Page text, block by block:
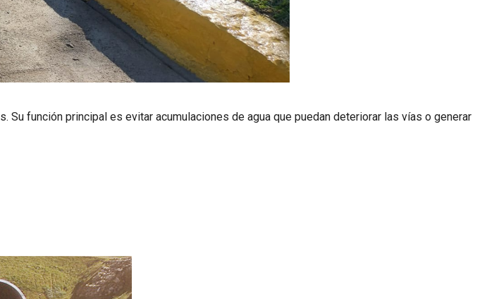
función principal es evitar acumulaciones de agua que puedan deteriorar las vías o generar